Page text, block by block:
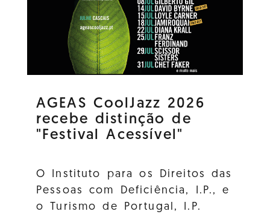
AGEAS CoolJazz 2026
recebe distinção de
"Festival Acessível"
O Instituto para os Direitos das
Pessoas com Deficiência, I.P., e
o Turismo de Portugal, I.P.